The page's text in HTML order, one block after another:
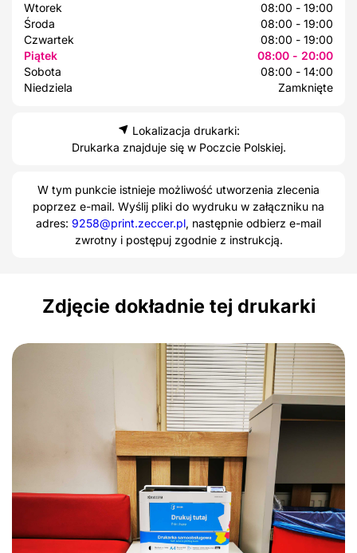
Wtorek
08:00 - 19:00
Środa
08:00 - 19:00
Czwartek
08:00 - 19:00
Piątek
08:00 - 20:00
Sobota
08:00 - 14:00
Niedziela
Zamknięte
Lokalizacja drukarki:
Drukarka znajduje się w Poczcie Polskiej.
W tym punkcie istnieje możliwość utworzenia zlecenia
poprzez e-mail. Wyślij pliki do wydruku w załączniku na
adres: 9258@print.zeccer.pl, następnie odbierz e-mail
zwrotny i postępuj zgodnie z instrukcją.
Zdjęcie dokładnie tej drukarki